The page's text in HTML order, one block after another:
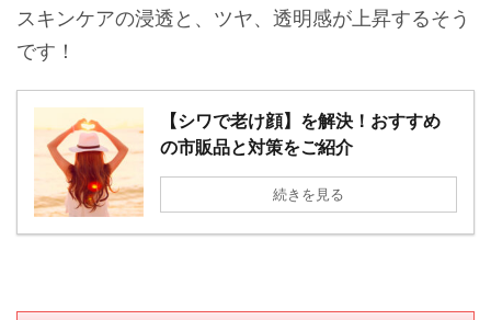
スキンケアの浸透と、ツヤ、透明感が上昇するそう
です！
【シワで老け顔】を解決！おすすめ
の市販品と対策をご紹介
続きを見る